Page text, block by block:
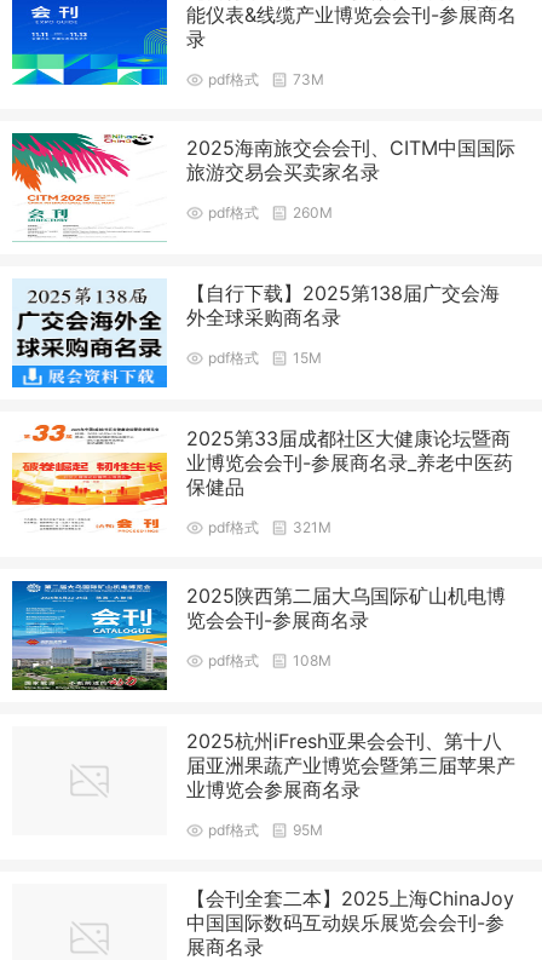
能仪表&线缆产业博览会会刊-参展商名
录
pdf格式 73M
2025海南旅交会会刊、CITM中国国际
旅游交易会买卖家名录
pdf格式 260M
【自行下载】2025第138届广交会海
外全球采购商名录
pdf格式 15M
2025第33届成都社区大健康论坛暨商
业博览会会刊-参展商名录_养老中医药
保健品
pdf格式 321M
2025陕西第二届大乌国际矿山机电博
览会会刊-参展商名录
pdf格式 108M
2025杭州iFresh亚果会会刊、第十八
届亚洲果蔬产业博览会暨第三届苹果产
业博览会参展商名录
pdf格式 95M
【会刊全套二本】2025上海ChinaJoy
中国国际数码互动娱乐展览会会刊-参
展商名录